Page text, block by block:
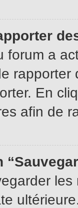
forum a
En
afin de